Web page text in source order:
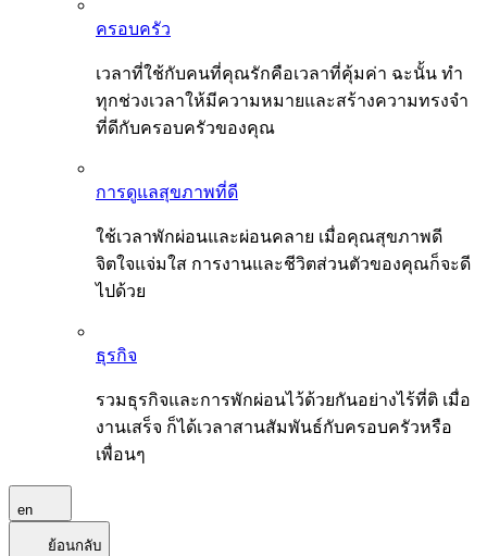
ครอบครัว
เวลาที่ใช้กับคนที่คุณรักคือเวลาที่คุ้มค่า ฉะนั้น ทำ
ทุกช่วงเวลาให้มีความหมายและสร้างความทรงจำ
ที่ดีกับครอบครัวของคุณ
การดูแลสุขภาพที่ดี
ใช้เวลาพักผ่อนและผ่อนคลาย เมื่อคุณสุขภาพดี
จิตใจแจ่มใส การงานและชีวิตส่วนตัวของคุณก็จะดี
ไปด้วย
ธุรกิจ
รวมธุรกิจและการพักผ่อนไว้ด้วยกันอย่างไร้ที่ติ เมื่อ
งานเสร็จ ก็ได้เวลาสานสัมพันธ์กับครอบครัวหรือ
เพื่อนๆ
en
ย้อนกลับ